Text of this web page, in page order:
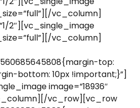
vc_column]
2″][vc_single_image
vc_column]
top:
bottom: 10px !important;}”]
image=”18936″
vc_row][vc_row